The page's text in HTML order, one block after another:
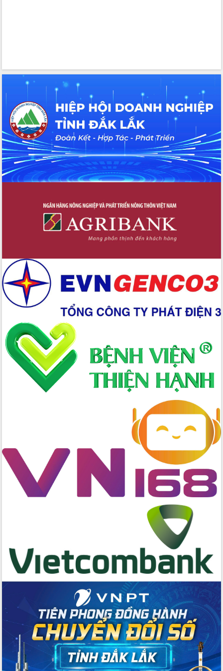
Đảm bảo cuộc bầu cử đại biểu Quốc
hội và đại biểu HĐND các cấp diễn ra
an toàn, hiệu quả, đúng quy định
Thủ tướng Chính phủ Phạm Minh Chính
kiểm tra, chỉ đạo hoàn thành các dự
án cao tốc và thăm khu tái định cư tại
Đắk Lắk
Sôi nổi Hội đua ngựa truyền thống Gò
Thì Thùng mừng Xuân Bính Ngọ 2026
Lãnh đạo tỉnh dâng hương tưởng niệm
trưởng đạt 5,86% trong năm 2026
UBND tỉnh Đắk Lắk triển khai công tác
quốc phòng, quân sự địa phương năm
tồn tại IUU, sẵn sàng làm việc với
Đoàn thanh tra EC
Chủ tịch UBND tỉnh Tạ Anh Tuấn thăm,
chúc mừng các bệnh viện nhân Ngày
Thầy thuốc Việt Nam
Rộn ràng lễ hội truyền thống Sông
nước Đà Nông lần thứ I năm 2026
Kỳ họp Chuyên đề lần thứ Năm, HĐND
tỉnh Đắk Lắk thông qua các nghị quyết
quan trọng
Thống nhất danh sách giới thiệu ứng
cử đại biểu Quốc hội khoá XVI và đại
biểu HĐND tỉnh Đắk Lắk, nhiệm kỳ
tác bầu cử tỉnh Đắk Lắk
Hội nghị Báo cáo viên Trung ương
tháng 01/2026
Phó Thủ tướng Hồ Quốc Dũng đánh giá
cao kết quả Chiến dịch Quang Trung
nhanh tiến độ Tuyến đường bộ ven
biển
Gỡ khó, khởi công xây dựng, sửa chữa
toàn bộ nhà ở cho hộ dân đúng tiến độ
UBND tỉnh Đắk Lắk tổng kết công tác
quốc phòng, quân sự địa phương năm
2025
Tập trung triển khai quyết liệt, đồng bộ
các giải pháp nhằm thực hiện hiệu quả
các nhiệm vụ đề ra năm 2025
Phát huy vai trò của người có uy tín